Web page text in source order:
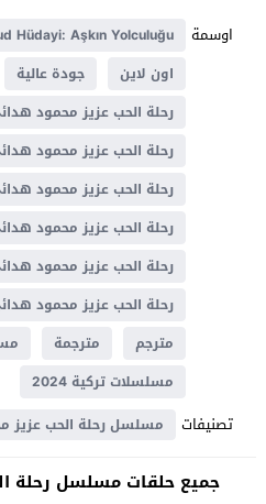
اوسمة
Hüdayi: Aşkın Yolculuğu
اون لاين
جودة عالية
رحلة الحب عزيز محمود
رحلة الحب عزيز محمود
رحلة الحب عزيز محمود هدائي 19
رحلة الحب عزيز محمود
رحلة الحب عزيز محمود هدائي
رحلة الحب عزيز محمود
مترجم
مترجمة
مسلسلات تركية 2024
تصنيفات مسلسل رحلة الحب عزيز
جميع حلقات مسلسل رحلة